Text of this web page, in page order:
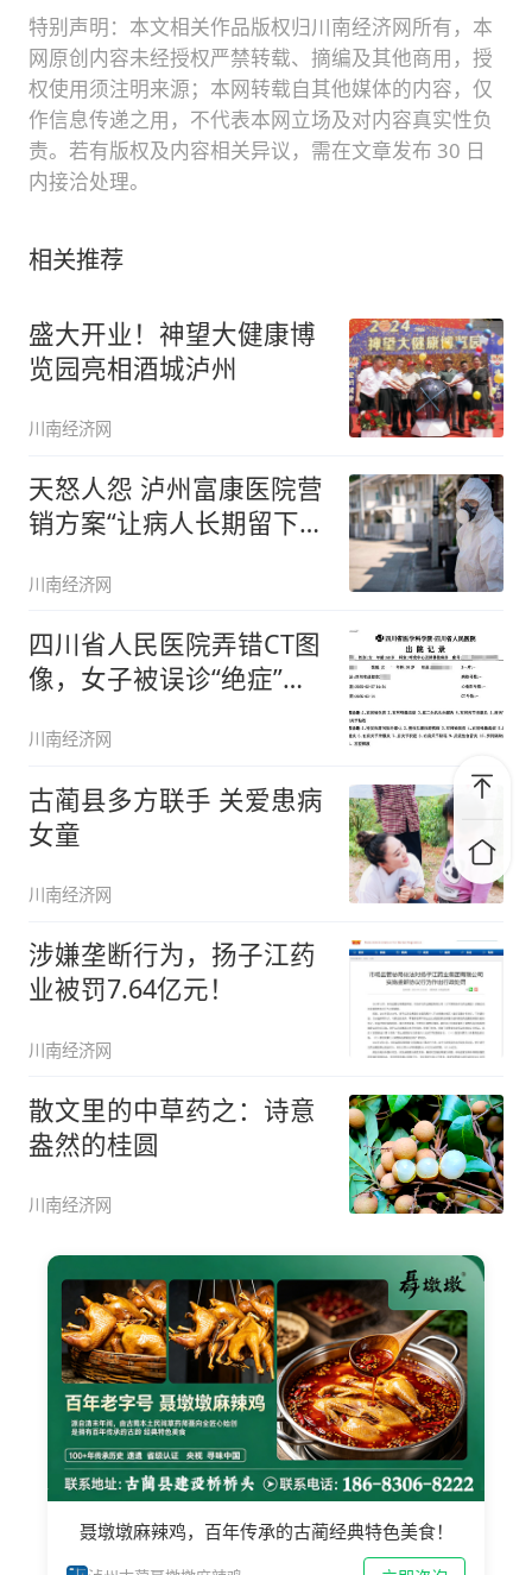
特别声明：本文相关作品版权归川南经济网所有，本
网原创内容未经授权严禁转载、摘编及其他商用，授
权使用须注明来源；本网转载自其他媒体的内容，仅
作信息传递之用，不代表本网立场及对内容真实性负
责。若有版权及内容相关异议，需在文章发布 30 日
内接洽处理。
相关推荐
盛大开业！神望大健康博
览园亮相酒城泸州
川南经济网
天怒人怨 泸州富康医院营
销方案“让病人长期留下来
川南经济网
四川省人民医院弄错CT图
像，女子被误诊“绝症”服
川南经济网
古蔺县多方联手 关爱患病
女童
川南经济网
涉嫌垄断行为，扬子江药
业被罚7.64亿元！
川南经济网
散文里的中草药之：诗意
盎然的桂圆
川南经济网
聂墩墩麻辣鸡，百年传承的古蔺经典特色美食！